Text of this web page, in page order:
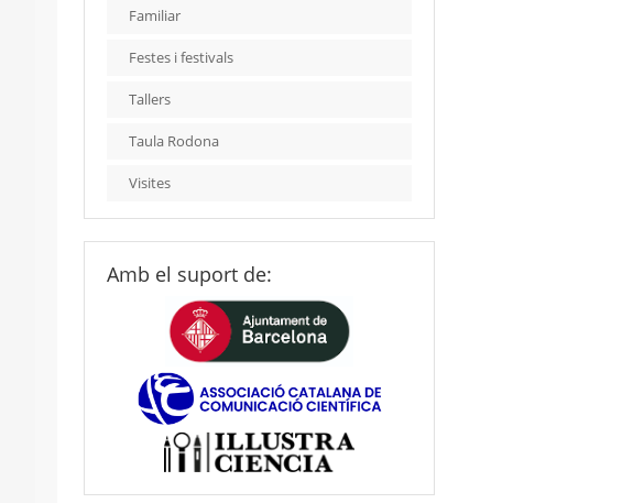
Familiar
Festes i festivals
Tallers
Taula Rodona
Visites
Amb el suport de: